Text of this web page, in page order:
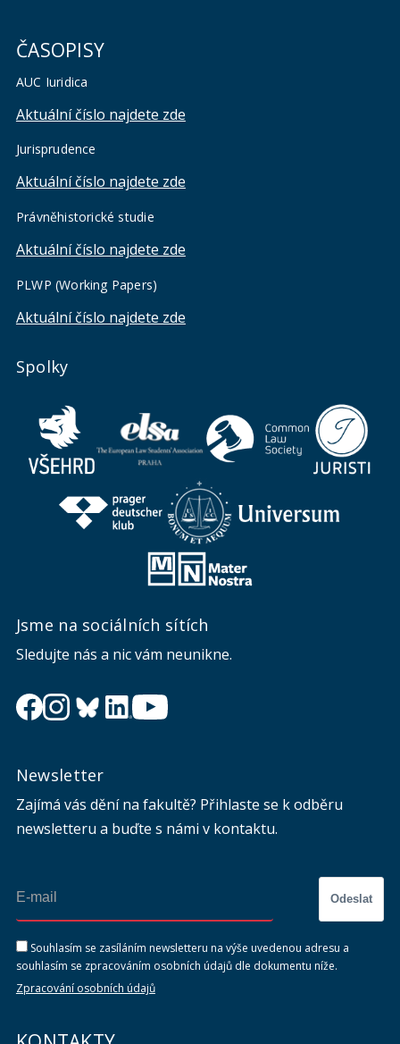
ČASOPISY
AUC Iuridica
Aktuální číslo najdete zde
Jurisprudence
Aktuální číslo najdete zde
Právněhistorické studie
Aktuální číslo najdete zde
PLWP (Working Papers)
Aktuální číslo najdete zde
Spolky
Jsme na sociálních sítích
Sledujte nás a nic vám neunikne.
Newsletter
Zajímá vás dění na fakultě? Přihlaste se k odběru
newsletteru a buďte s námi v kontaktu.
Odeslat
Souhlasím se zasíláním newsletteru na výše uvedenou adresu a
souhlasím se zpracováním osobních údajů dle dokumentu níže.
Zpracování osobních údajů